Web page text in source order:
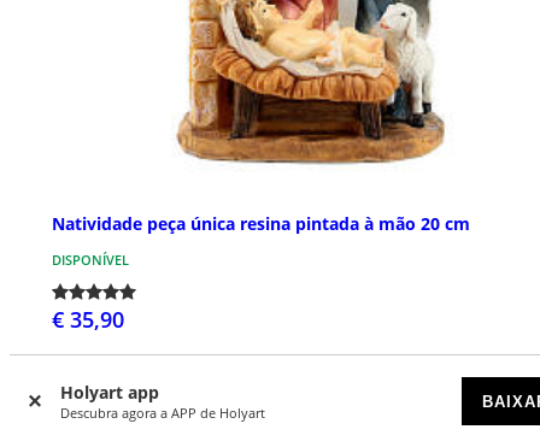
Holyart app
Descubra agora a APP de Holyart
Natividade peça única resina pintada à mão 20 cm
DISPONÍVEL
€ 35,90